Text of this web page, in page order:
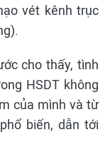
vét kênh trục
cho thấy, tình
HSDT không
của mình và từ
biến, dẫn tới